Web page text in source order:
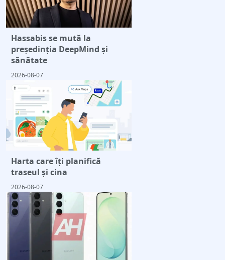
Hassabis se mută la
președinția DeepMind și
sănătate
2026-08-07
Harta care îți planifică
traseul și cina
2026-08-07